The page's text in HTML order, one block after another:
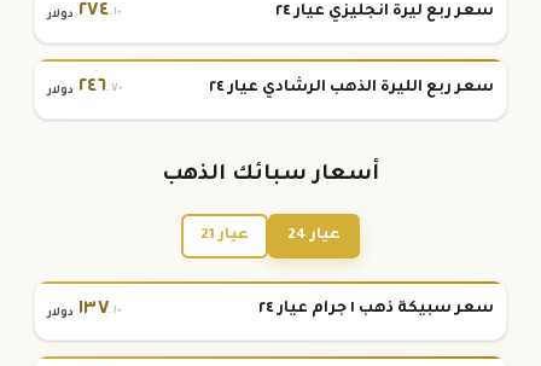
سعر ربع ليرة انجليزي عيار ٢٤ ٢٧٤.١٠ دولار
سعر ربع الليرة الذهب الرشادي عيار ٢٤ ٢٤٦.٧٠ دولار
أسعار سبائك الذهب
عيار 24 عيار 21
سعر سبيكة ذهب ١ جرام عيار ٢٤ ١٣٧.١٠ دولار